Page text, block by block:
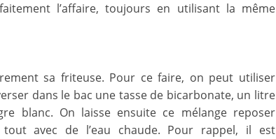
l’affaire, toujours en utilisant la même
sa friteuse. Pour ce faire, on peut utiliser
dans le bac une tasse de bicarbonate, un litre
blanc. On laisse ensuite ce mélange reposer
avec de l’eau chaude. Pour rappel, il est